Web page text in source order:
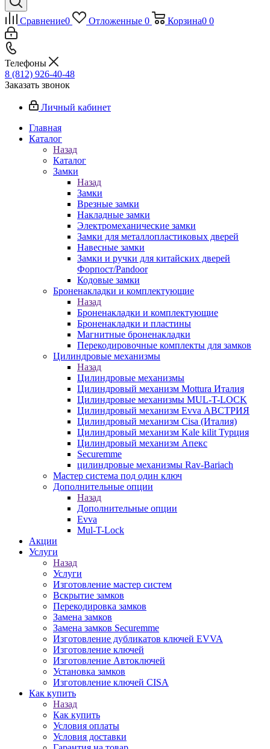
Сравнение0 Отложенные 0 Корзина0 0
Телефоны
8 (812) 926-40-48
Заказать звонок
Личный кабинет
Главная
Каталог
Назад
Каталог
Замки
Назад
Замки
Врезные замки
Накладные замки
Электромеханические замки
Замки для металлопластиковых дверей
Навесные замки
Замки и ручки для китайских дверей
Форпост/Раndoor
Кодовые замки
Броненакладки и комплектующие
Назад
Броненакладки и комплектующие
Броненакладки и пластины
Магнитные броненакладки
Перекодировочные комплекты для замков
Цилиндровые механизмы
Назад
Цилиндровые механизмы
Цилиндровый механизм Mottura Италия
Цилиндровые механизмы MUL-T-LOCK
Цилиндровый механизм Evva АВСТРИЯ
Цилиндровый механизм Cisa (Италия)
Цилиндровый механизм Kale kilit Турция
Цилиндровый механизм Апекс
Securemme
цилиндровые механизмы Rav-Bariach
Мастер система под один ключ
Дополнительные опции
Назад
Дополнительные опции
Evva
Mul-T-Lock
Акции
Услуги
Назад
Услуги
Изготовление мастер систем
Вскрытие замков
Перекодировка замков
Замена замков
Замена замков Securemme
Изготовление дубликатов ключей EVVA
Изготовление ключей
Изготовление Автоключей
Установка замков
Изготовление ключей CISA
Как купить
Назад
Как купить
Условия оплаты
Условия доставки